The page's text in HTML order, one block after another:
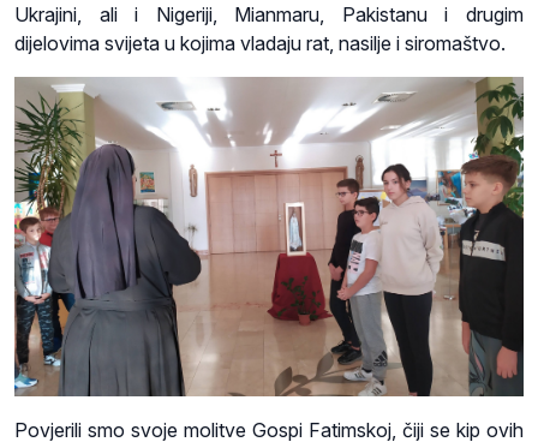
Ukrajini, ali i Nigeriji, Mianmaru, Pakistanu i drugim
dijelovima svijeta u kojima vladaju rat, nasilje i siromaštvo.
Povjerili smo svoje molitve Gospi Fatimskoj, čiji se kip ovih